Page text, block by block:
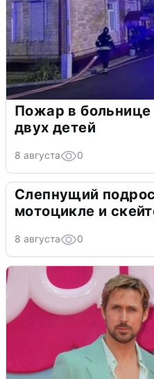
Пожар в больнице
двух детей
8 августа 0
Слепнущий
мотоцикле и
8 августа 0